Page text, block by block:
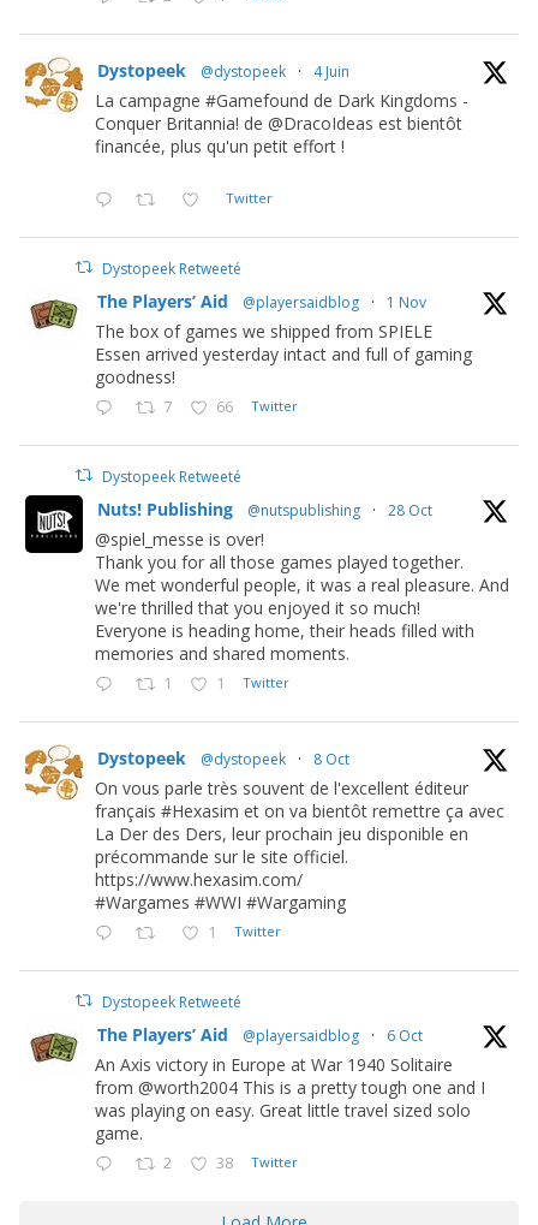
Dystopeek @dystopeek · 4 Juin
La campagne #Gamefound de Dark Kingdoms -
Conquer Britannia! de @DracoIdeas est bientôt
financée, plus qu'un petit effort !
Twitter
Dystopeek Retweeté
The Players’ Aid @playersaidblog · 1 Nov
The box of games we shipped from SPIELE
Essen arrived yesterday intact and full of gaming
goodness!
7 66 Twitter
Dystopeek Retweeté
Nuts! Publishing @nutspublishing · 28 Oct
@spiel_messe is over!
Thank you for all those games played together.
We met wonderful people, it was a real pleasure. And
we're thrilled that you enjoyed it so much!
Everyone is heading home, their heads filled with
memories and shared moments.
1 1 Twitter
Dystopeek @dystopeek · 8 Oct
On vous parle très souvent de l'excellent éditeur
français #Hexasim et on va bientôt remettre ça avec
La Der des Ders, leur prochain jeu disponible en
précommande sur le site officiel.
https://www.hexasim.com/
#Wargames #WWI #Wargaming
1 Twitter
Dystopeek Retweeté
The Players’ Aid @playersaidblog · 6 Oct
An Axis victory in Europe at War 1940 Solitaire
from @worth2004 This is a pretty tough one and I
was playing on easy. Great little travel sized solo
game.
2 38 Twitter